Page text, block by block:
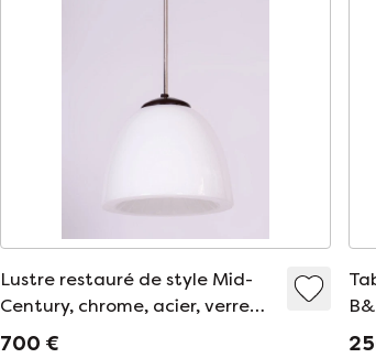
Lustre restauré de style Mid-
Century, chrome, acier, verre
opale, République tchèque,
700 € 2